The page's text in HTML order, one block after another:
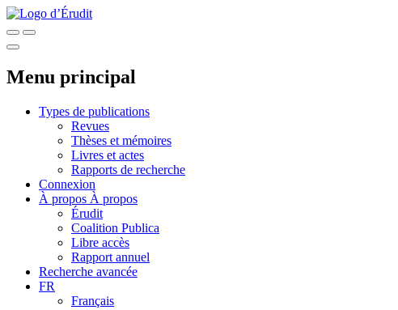
Menu principal
Types de publications
Revues
Thèses et mémoires
Livres et actes
Rapports de recherche
Connexion
À propos À propos
Érudit
Coalition Publica
Libre accès
Rapport annuel
Recherche avancée
FR
Français